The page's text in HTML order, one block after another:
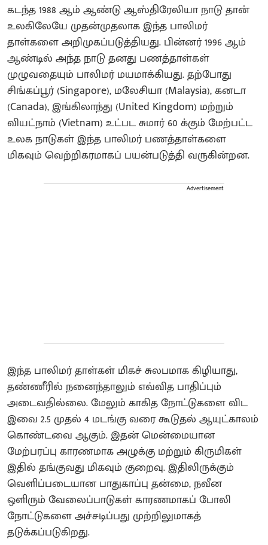
கடந்த 1988 ஆம் ஆண்டு ஆஸ்திரேலியா நாடு தான்
உலகிலேயே முதன்முதலாக இந்த பாலிமர்
தாள்களை அறிமுகப்படுத்தியது. பின்னர் 1996 ஆம்
ஆண்டில் அந்த நாடு தனது பணத்தாள்கள்
முழுவதையும் பாலிமர் மயமாக்கியது. தற்போது
சிங்கப்பூர் (Singapore), மலேசியா (Malaysia), கனடா
(Canada), இங்கிலாந்து (United Kingdom) மற்றும்
வியட்நாம் (Vietnam) உட்பட சுமார் 60 க்கும் மேற்பட்ட
உலக நாடுகள் இந்த பாலிமர் பணத்தாள்களை
மிகவும் வெற்றிகரமாகப் பயன்படுத்தி வருகின்றன.
Advertisement
இந்த பாலிமர் தாள்கள் மிகச் சுலபமாக கிழியாது,
தண்ணீரில் நனைந்தாலும் எவ்வித பாதிப்பும்
அடைவதில்லை. மேலும் காகித நோட்டுகளை விட
இவை 2.5 முதல் 4 மடங்கு வரை கூடுதல் ஆயுட்காலம்
கொண்டவை ஆகும். இதன் மென்மையான
மேற்பரப்பு காரணமாக அழுக்கு மற்றும் கிருமிகள்
இதில் தங்குவது மிகவும் குறைவு. இதிலிருக்கும்
வெளிப்படையான பாதுகாப்பு தன்மை, நவீன
ஒளிரும் வேலைப்பாடுகள் காரணமாகப் போலி
நோட்டுகளை அச்சடிப்பது முற்றிலுமாகத்
தடுக்கப்படுகிறது.